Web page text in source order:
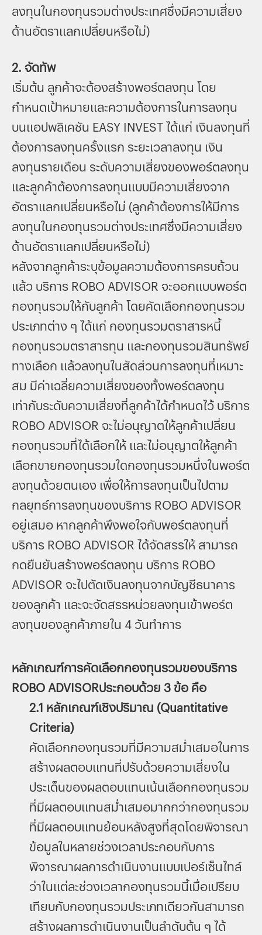
ลงทุนในกองทุนรวมต่างประเทศซึ่งมีความเสี่ยง
ด้านอัตราแลกเปลี่ยนหรือไม่)
2. จัดทัพ
เริ่มต้น ลูกค้าจะต้องสร้างพอร์ตลงทุน โดย
กำหนดเป้าหมายและความต้องการในการลงทุน
บนแอปพลิเคชัน EASY INVEST ได้แก่ เงินลงทุนที่
ต้องการลงทุนครั้งแรก ระยะเวลาลงทุน เงิน
ลงทุนรายเดือน ระดับความเสี่ยงของพอร์ตลงทุน
และลูกค้าต้องการลงทุนแบบมีความเสี่ยงจาก
อัตราแลกเปลี่ยนหรือไม่ (ลูกค้าต้องการให้มีการ
ลงทุนในกองทุนรวมต่างประเทศซึ่งมีความเสี่ยง
ด้านอัตราแลกเปลี่ยนหรือไม่)
หลังจากลูกค้าระบุข้อมูลความต้องการครบถ้วน
แล้ว บริการ ROBO ADVISOR จะออกแบบพอร์ต
กองทุนรวมให้กับลูกค้า โดยคัดเลือกกองทุนรวม
ประเภทต่าง ๆ ได้แก่ กองทุนรวมตราสารหนี้
กองทุนรวมตราสารทุน และกองทุนรวมสินทรัพย์
ทางเลือก แล้วลงทุนในสัดส่วนการลงทุนที่เหมาะ
สม มีค่าเฉลี่ยความเสี่ยงของทั้งพอร์ตลงทุน
เท่ากับระดับความเสี่ยงที่ลูกค้าได้กำหนดไว้ บริการ
ROBO ADVISOR จะไม่อนุญาตให้ลูกค้าเปลี่ยน
กองทุนรวมที่ได้เลือกให้ และไม่อนุญาตให้ลูกค้า
เลือกขายกองทุนรวมใดกองทุนรวมหนึ่งในพอร์ต
ลงทุนด้วยตนเอง เพื่อให้การลงทุนเป็นไปตาม
กลยุทธ์การลงทุนของบริการ ROBO ADVISOR
อยู่เสมอ หากลูกค้าพึงพอใจกับพอร์ตลงทุนที่
บริการ ROBO ADVISOR ได้จัดสรรให้ สามารถ
กดยืนยันสร้างพอร์ตลงทุน บริการ ROBO
ADVISOR จะไปตัดเงินลงทุนจากบัญชีธนาคาร
ของลูกค้า และจะจัดสรรหน่วยลงทุนเข้าพอร์ต
ลงทุนของลูกค้าภายใน 4 วันทำการ
หลักเกณฑ์การคัดเลือกกองทุนรวมของบริการ
ROBO ADVISORประกอบด้วย 3 ข้อ คือ
2.1 หลักเกณฑ์เชิงปริมาณ (Quantitative
Criteria)
คัดเลือกกองทุนรวมที่มีความสม่ำเสมอในการ
สร้างผลตอบแทนที่ปรับด้วยความเสี่ยงใน
ประเด็นของผลตอบแทนเน้นเลือกกองทุนรวม
ที่มีผลตอบแทนสม่ำเสมอมากกว่ากองทุนรวม
ที่มีผลตอบแทนย้อนหลังสูงที่สุดโดยพิจารณา
ข้อมูลในหลายช่วงเวลาประกอบกับการ
พิจารณาผลการดำเนินงานแบบเปอร์เซ็นไทล์
ว่าในแต่ละช่วงเวลากองทุนรวมนี้เมื่อเปรียบ
เทียบกับกองทุนรวมประเภทเดียวกันสามารถ
สร้างผลการดำเนินงานเป็นลำดับต้น ๆ ได้